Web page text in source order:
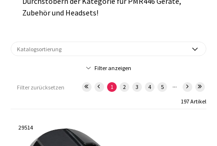
Zubehör und Headsets!
Filter anzeigen
Filter zurücksetzen 1 2 3 4 5 ...
197 Artikel
29514